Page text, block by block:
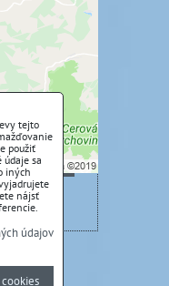
Voľbami
cookie:
tejto
použiť
sa
iných
nájsť
údajov